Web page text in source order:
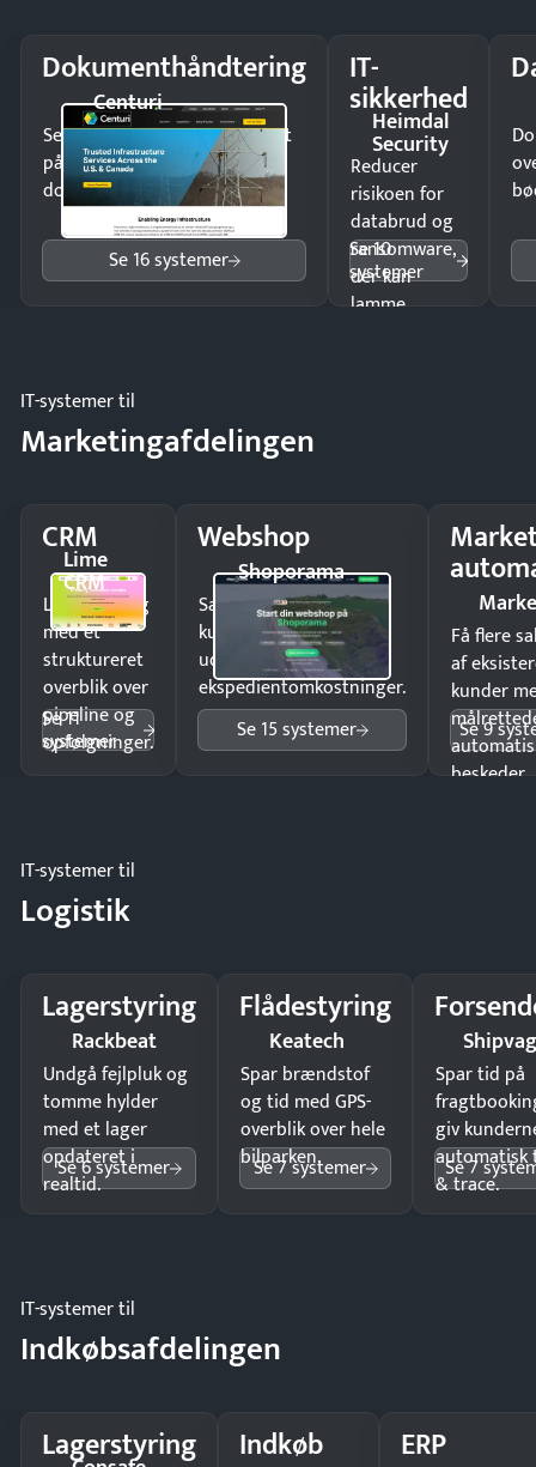
Dokumenthåndtering
Centuri
Send kontrakter til underskrift
på minutter og mist ingen
dokumenter.
Se 16 systemer
IT-
sikkerhed
Heimdal
Security
Reducer
risikoen for
databrud og
ransomware,
der kan
lamme
Se 10
systemer
IT-systemer til
Marketingafdelingen
CRM
Lime
CRM
Luk flere salg
med et
struktureret
overblik over
pipeline og
opfølgninger.
Se 11
systemer
Webshop
Shoporama
Sælg produkter 24/7 til
kunder i hele landet
uden
ekspedientomkostninger.
Se 15 systemer
Få flere
af
kunder
beskeder.
Se 9
IT-systemer til
Logistik
Lagerstyring
Rackbeat
Undgå fejlpluk og
tomme hylder
med et lager
opdateret i
realtid.
Se 6 systemer
Flådestyring
Keatech
Spar brændstof
og tid med GPS-
overblik over hele
bilparken.
Se 7 systemer
Spar tid på
giv
automatisk
& trace.
Se 7
IT-systemer til
Indkøbsafdelingen
Lagerstyring Indkøb ERP